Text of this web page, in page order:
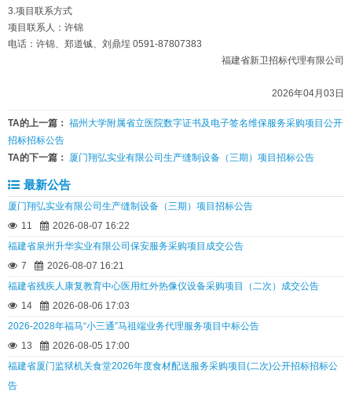
3.项目联系方式
项目联系人：许锦
电话：许锦、郑道铖、刘鼎埕 0591-87807383
福建省新卫招标代理有限公司
2026年04月03日
TA的上一篇： 福州大学附属省立医院数字证书及电子签名维保服务采购项目公开
招标招标公告
TA的下一篇： 厦门翔弘实业有限公司生产缝制设备（三期）项目招标公告
最新公告
厦门翔弘实业有限公司生产缝制设备（三期）项目招标公告
11
2026-08-07 16:22
福建省泉州升华实业有限公司保安服务采购项目成交公告
7
2026-08-07 16:21
福建省残疾人康复教育中心医用红外热像仪设备采购项目（二次）成交公告
14
2026-08-06 17:03
2026-2028年福马“小三通”马祖端业务代理服务项目中标公告
13
2026-08-05 17:00
福建省厦门监狱机关食堂2026年度食材配送服务采购项目(二次)公开招标招标公
告